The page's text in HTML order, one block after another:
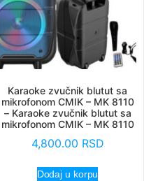
Karaoke zvučnik blutut sa
mikrofonom CMIK – MK 8110
– Karaoke zvučnik blutut sa
mikrofonom CMIK – MK 8110
4,800.00 RSD
Dodaj u korpu